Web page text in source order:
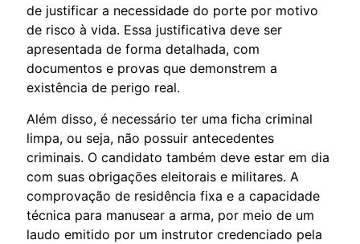
de justificar a necessidade do porte por motivo
de risco à vida. Essa justificativa deve ser
apresentada de forma detalhada, com
documentos e provas que demonstrem a
existência de perigo real.
Além disso, é necessário ter uma ficha criminal
limpa, ou seja, não possuir antecedentes
criminais. O candidato também deve estar em dia
com suas obrigações eleitorais e militares. A
comprovação de residência fixa e a capacidade
técnica para manusear a arma, por meio de um
laudo emitido por um instrutor credenciado pela